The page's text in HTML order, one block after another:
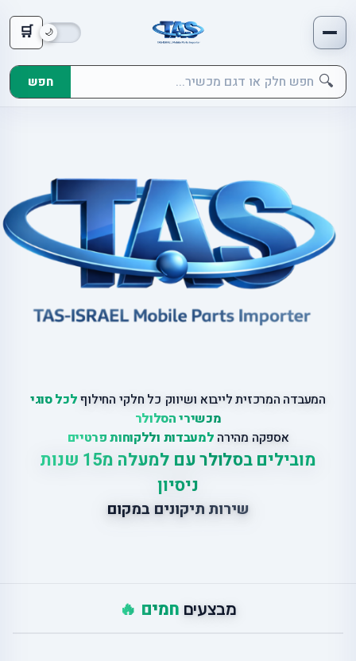
🛒
🔍 חפש
המעבדה המרכזית לייבוא ושיווק כל חלקי החילוףלכל סוגי
מכשירי הסלולר
אספקה מהירה למעבדות וללקוחות פרטיים
מובילים בסלולר עם למעלה מ15 שנות
ניסיון
שירות תיקונים במקום
מבצעים חמים 🔥